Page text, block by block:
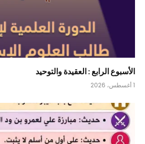
الأسبوع الرابع : العقيدة والتوحيد
1 أغسطس، 2026